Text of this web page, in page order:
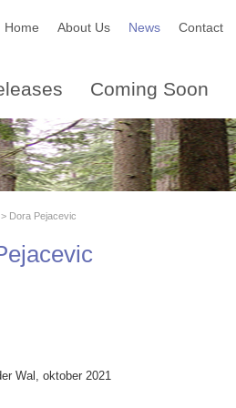
Home About Us News Contact
Coming Soon
> Dora Pejacevic
Wal, oktober 2021